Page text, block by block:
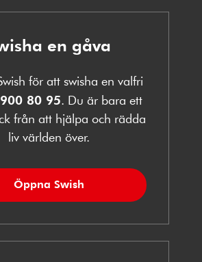
en gåva
för att swisha en valfri
900 80 95. Du är bara ett
från att hjälpa och rädda
liv världen över.
Öppna Swish